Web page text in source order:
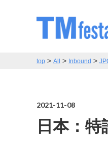
top > All > Inbound >
2021-11-08
日本：